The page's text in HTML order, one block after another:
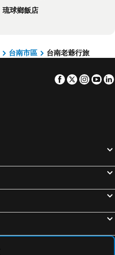
琉球鄉飯店
台南市區 台南老爺行旅
Facebook
Twitter